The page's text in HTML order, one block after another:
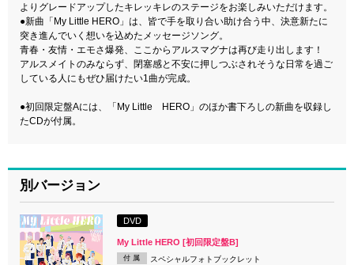
よりグレードアップしたキレッキレのステージをお楽しみいただけます。
●新曲「My Little HERO」は、皆で手を取り合い助け合う中、決意新たに
突き進んでいく想いを込めたメッセージソング。
青春・友情・エモさ爆発、ここからアルスマグナは再び走り出します！
アルスメイトのみならず、閉塞感と不安に押しつぶされそうな日常を過ご
している人にもぜひ届けたい1曲が完成。
●初回限定盤Aには、「My Little HERO」のほか書下ろしの新曲を収録し
たCDが付属。
別バージョン
DVD
My Little HERO [初回限定盤B]
付 属 スペシャルフォトブックレット